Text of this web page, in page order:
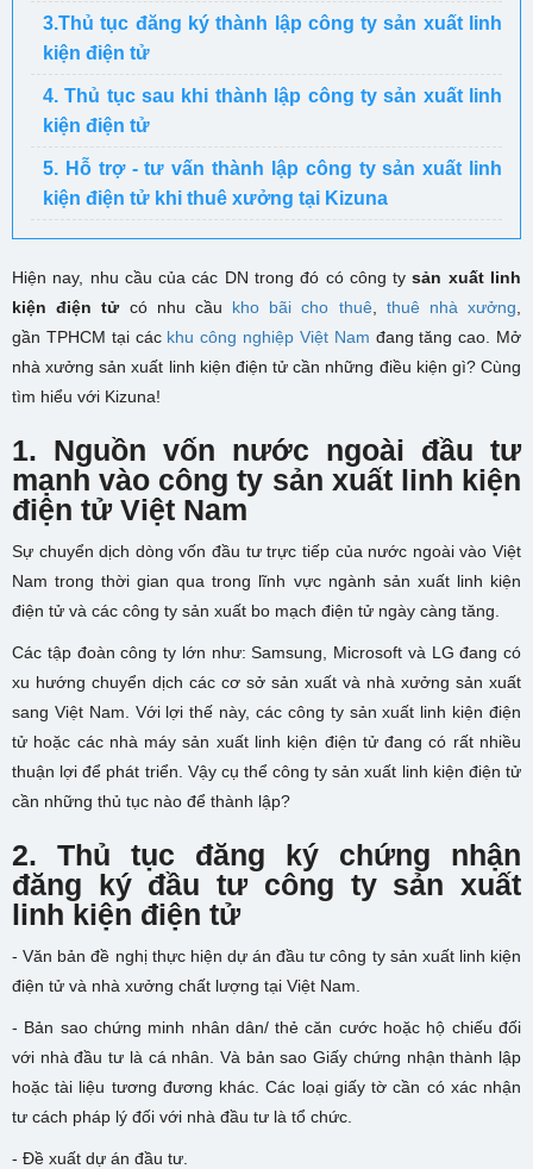
3.Thủ tục đăng ký thành lập công ty sản xuất linh
kiện điện tử
4. Thủ tục sau khi thành lập công ty sản xuất linh
kiện điện tử
5. Hỗ trợ - tư vấn thành lập công ty sản xuất linh
kiện điện tử khi thuê xưởng tại Kizuna
Hiện nay, nhu cầu của các DN trong đó có công ty sản xuất linh
kiện điện tửcó nhu cầu kho bãi cho thuê, thuê nhà xưởng
gần TPHCM tại các khu công nghiệp Việt Nam đang tăng cao. Mở
nhà xưởng sản xuất linh kiện điện tử cần những điều kiện gì? Cùng
tìm hiểu với Kizuna!
1. Nguồn vốn nước ngoài đầu tư
mạnh vào công ty sản xuất linh kiện
điện tử Việt Nam
Sự chuyển dịch dòng vốn đầu tư trực tiếp của nước ngoài vào Việt
Nam trong thời gian qua trong lĩnh vực ngành sản xuất linh kiện
điện tử và các công ty sản xuất bo mạch điện tử ngày càng tăng.
Các tập đoàn công ty lớn như: Samsung, Microsoft và LG đang có
xu hướng chuyển dịch các cơ sở sản xuất và nhà xưởng sản xuất
sang Việt Nam. Với lợi thế này, các công ty sản xuất linh kiện điện
tử hoặc các nhà máy sản xuất linh kiện điện tử đang có rất nhiều
thuận lợi để phát triển. Vậy cụ thể công ty sản xuất linh kiện điện tử
cần những thủ tục nào để thành lập?
2. Thủ tục
đăng ký chứng nhận
đăng ký đầu tư công ty sản xuất
linh kiện điện tử
- Văn bản đề nghị thực hiện dự án đầu tư công ty sản xuất linh kiện
điện tử và nhà xưởng chất lượng tại Việt Nam.
- Bản sao chứng minh nhân dân/ thẻ căn cước hoặc hộ chiếu đối
với nhà đầu tư là cá nhân. Và bản sao Giấy chứng nhận thành lập
hoặc tài liệu tương đương khác. Các loại giấy tờ cần có xác nhận
tư cách pháp lý đối với nhà đầu tư là tổ chức.
- Đề xuất dự án đầu tư.